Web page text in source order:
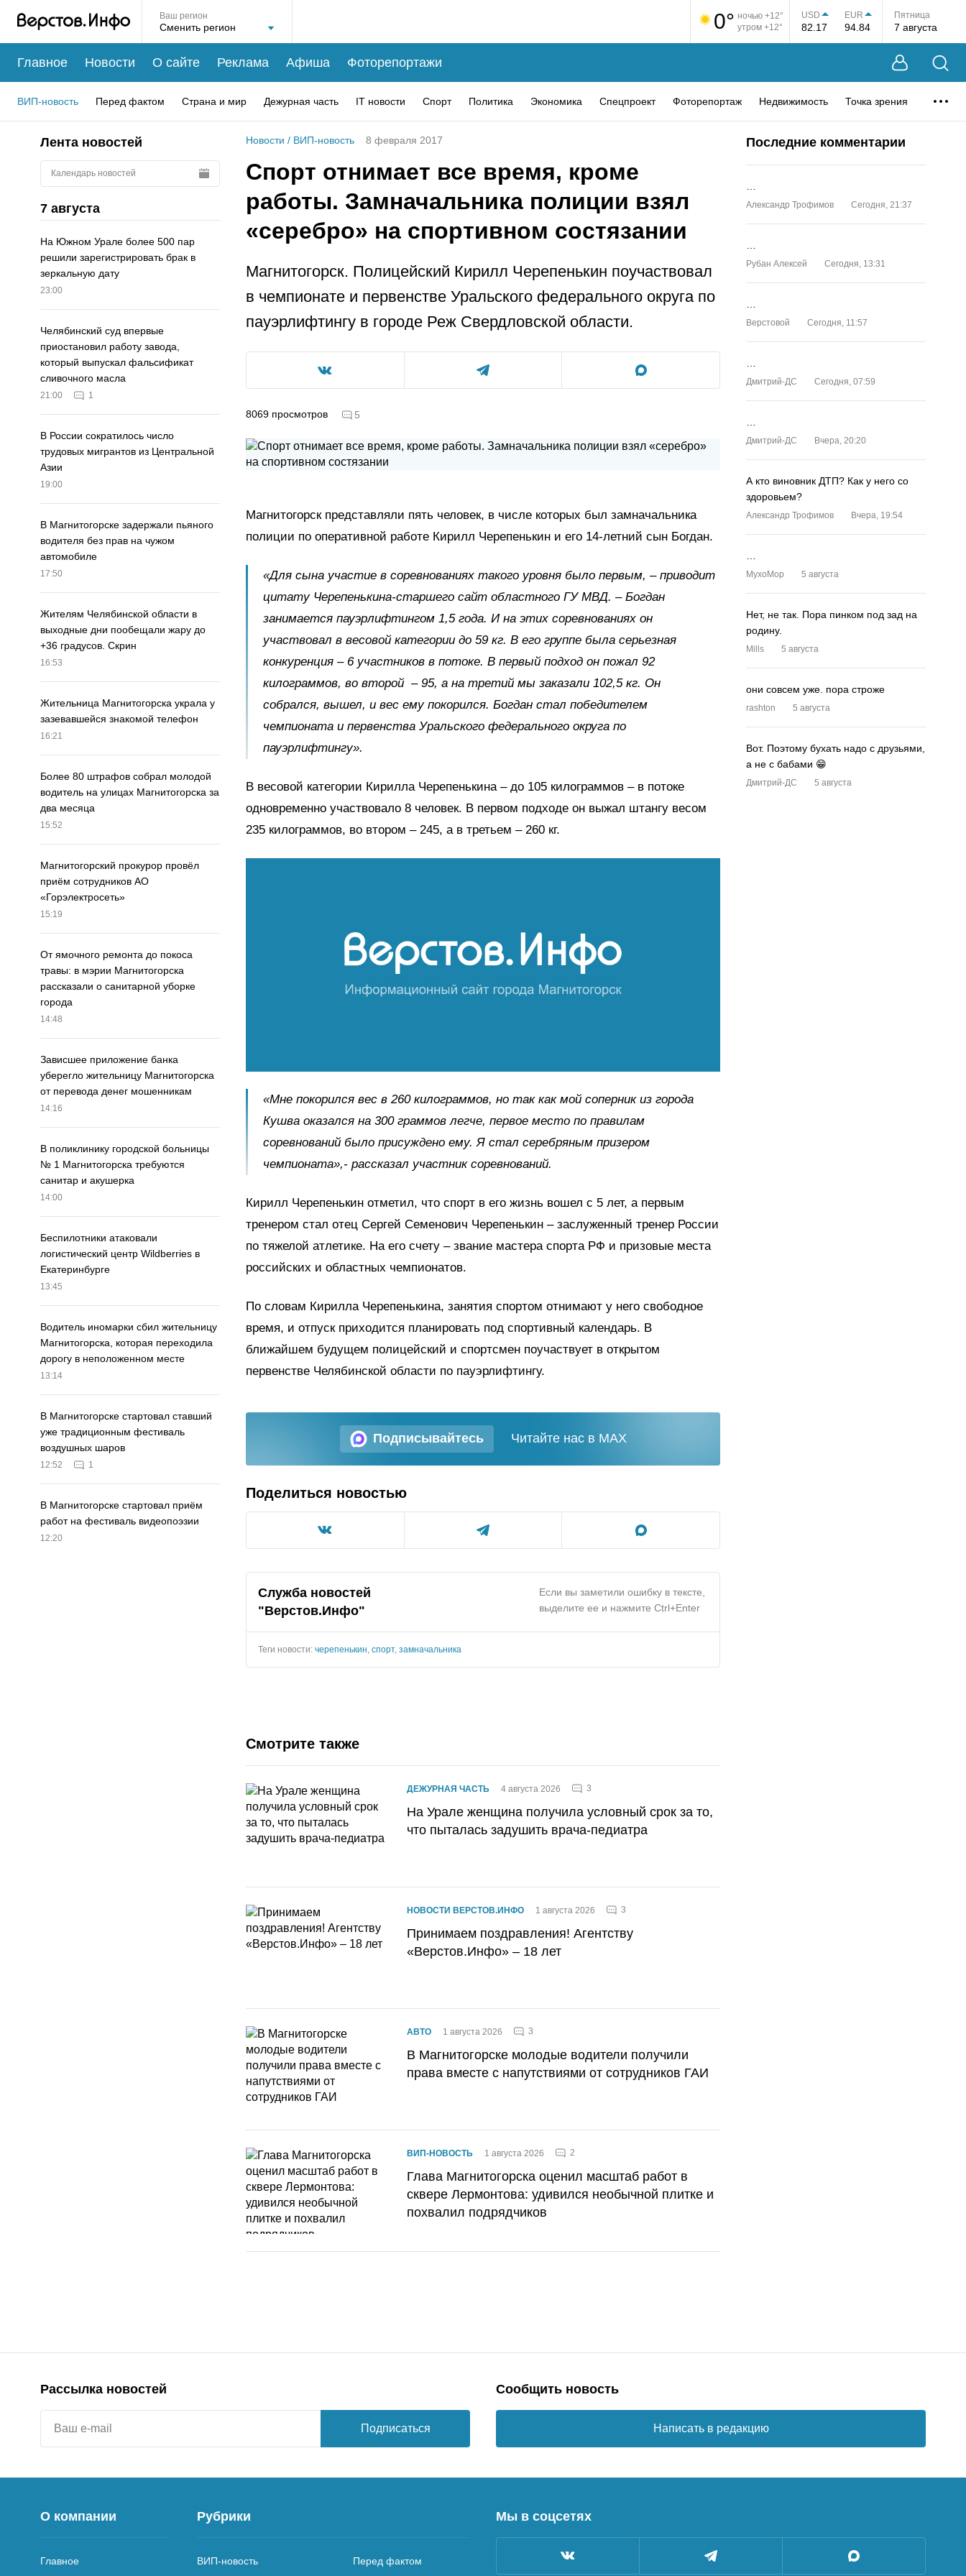
Ваш регион 0° ночью +12°
утром +12°
USD
82.17
EUR
94.84
Пятница
7 августа
Главное Новости О сайте Реклама Афиша Фоторепортажи
ВИП-новость Перед фактом Страна и мир Дежурная часть IT новости Спорт Политика Экономика Спецпроект Фоторепортаж Недвижимость Точка зрения
Лента новостей
Календарь новостей
7 августа
На Южном Урале более 500 пар
решили зарегистрировать брак в
зеркальную дату
23:00
Челябинский суд впервые
приостановил работу завода,
который выпускал фальсификат
сливочного масла
21:00 1
В России сократилось число
трудовых мигрантов из Центральной
Азии
19:00
В Магнитогорске задержали пьяного
водителя без прав на чужом
автомобиле
17:50
Жителям Челябинской области в
выходные дни пообещали жару до
+36 градусов. Скрин
16:53
Жительница Магнитогорска украла у
зазевавшейся знакомой телефон
16:21
Более 80 штрафов собрал молодой
водитель на улицах Магнитогорска за
два месяца
15:52
Магнитогорский прокурор провёл
приём сотрудников АО
«Горэлектросеть»
15:19
От ямочного ремонта до покоса
травы: в мэрии Магнитогорска
рассказали о санитарной уборке
города
14:48
Зависшее приложение банка
уберегло жительницу Магнитогорска
от перевода денег мошенникам
14:16
В поликлинику городской больницы
№ 1 Магнитогорска требуются
санитар и акушерка
14:00
Беспилотники атаковали
логистический центр Wildberries в
Екатеринбурге
13:45
Водитель иномарки сбил жительницу
Магнитогорска, которая переходила
дорогу в неположенном месте
13:14
В Магнитогорске стартовал ставший
уже традиционным фестиваль
воздушных шаров
12:52 1
В Магнитогорске стартовал приём
работ на фестиваль видеопоэзии
12:20
Новости / ВИП-новость 8 февраля 2017
Спорт отнимает все время, кроме
работы. Замначальника полиции взял
«серебро» на спортивном состязании
Магнитогорск. Полицейский Кирилл Черепенькин поучаствовал
в чемпионате и первенстве Уральского федерального округа по
пауэрлифтингу в городе Реж Свердловской области.
8069 просмотров 5
Магнитогорск представляли пять человек, в числе которых был замначальника
полиции по оперативной работе Кирилл Черепенькин и его 14-летний сын Богдан.
«Для сына участие в соревнованиях такого уровня было первым, – приводит
цитату Черепенькина-старшего сайт областного ГУ МВД. – Богдан
занимается пауэрлифтингом 1,5 года. И на этих соревнованиях он
участвовал в весовой категории до 59 кг. В его группе была серьезная
конкуренция – 6 участников в потоке. В первый подход он пожал 92
килограммов, во второй – 95, а на третий мы заказали 102,5 кг. Он
собрался, вышел, и вес ему покорился. Богдан стал победителем
чемпионата и первенства Уральского федерального округа по
пауэрлифтингу».
В весовой категории Кирилла Черепенькина – до 105 килограммов – в потоке
одновременно участвовало 8 человек. В первом подходе он выжал штангу весом
235 килограммов, во втором – 245, а в третьем – 260 кг.
«Мне покорился вес в 260 килограммов, но так как мой соперник из города
Кушва оказался на 300 граммов легче, первое место по правилам
соревнований было присуждено ему. Я стал серебряным призером
чемпионата»,- рассказал участник соревнований.
Кирилл Черепенькин отметил, что спорт в его жизнь вошел с 5 лет, а первым
тренером стал отец Сергей Семенович Черепенькин – заслуженный тренер России
по тяжелой атлетике. На его счету – звание мастера спорта РФ и призовые места
российских и областных чемпионатов.
По словам Кирилла Черепенькина, занятия спортом отнимают у него свободное
время, и отпуск приходится планировать под спортивный календарь. В
ближайшем будущем полицейский и спортсмен поучаствует в открытом
первенстве Челябинской области по пауэрлифтингу.
Подписывайтесь Читайте нас в MAX
Поделиться новостью
Служба новостей
"Верстов.Инфо"
Если вы заметили ошибку в тексте,
выделите ее и нажмите Ctrl+Enter
Теги новости: черепенькин спорт, замначальника
Смотрите также
ДЕЖУРНАЯ ЧАСТЬ 4 августа 2026 3
На Урале женщина получила условный срок за то,
что пыталась задушить врача-педиатра
НОВОСТИ ВЕРСТОВ.ИНФО 1 августа 2026 3
Принимаем поздравления! Агентству
«Верстов.Инфо» – 18 лет
АВТО 1 августа 2026 3
В Магнитогорске молодые водители получили
права вместе с напутствиями от сотрудников ГАИ
ВИП-НОВОСТЬ 1 августа 2026 2
Глава Магнитогорска оценил масштаб работ в
сквере Лермонтова: удивился необычной плитке и
похвалил подрядчиков
Последние комментарии
Александр Трофимов Сегодня, 21:37
Рубан Алексей Сегодня, 13:31
Верстовой Сегодня, 11:57
Дмитрий-ДС Сегодня, 07:59
Дмитрий-ДС Вчера, 20:20
А кто виновник ДТП? Как у него со
здоровьем?
Александр Трофимов Вчера, 19:54
MyxoMop 5 августа
Нет, не так. Пора пинком под зад на
родину.
Mills 5 августа
они совсем уже. пора строже
rashton 5 августа
Вот. Поэтому бухать надо с друзьями,
а не с бабами 😁
Дмитрий-ДС 5 августа
Рассылка новостей
Подписаться
Сообщить новость
Написать в редакцию
О компании
Главное
Рубрики
ВИП-новость Перед фактом
Мы в соцсетях